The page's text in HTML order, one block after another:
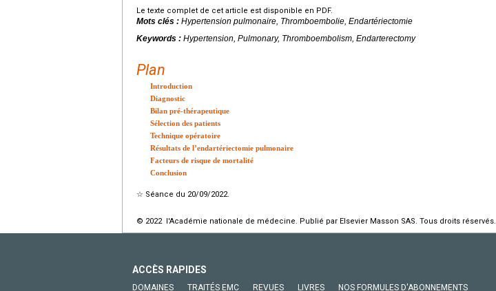
Le texte complet de cet article est disponible en PDF.
Mots clés : Hypertension pulmonaire, Thromboembolie, Endartériectomie
Keywords : Hypertension, Pulmonary, Thromboembolism, Endarterectomy
Plan
Introduction
Diagnostic
Bilan pré-thérapeutique
Sélection des patients
Technique opératoire
Résultats de l’endartériectomie pulmonaire
Facteurs de risque de mortalité
Conclusion
☆ Séance du 20/09/2022.
© 2022 l'Académie nationale de médecine. Publié par Elsevier Masson SAS. Tous droits réservés.
ACCÈS RAPIDES
DOMAINES TRAITÉS EMC REVUES LIVRES NOS FORMULES D'ABONNEMENTS